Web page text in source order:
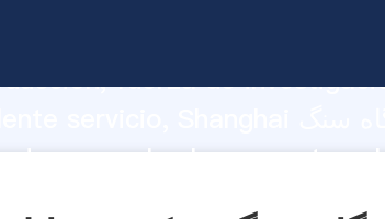
fuerza de